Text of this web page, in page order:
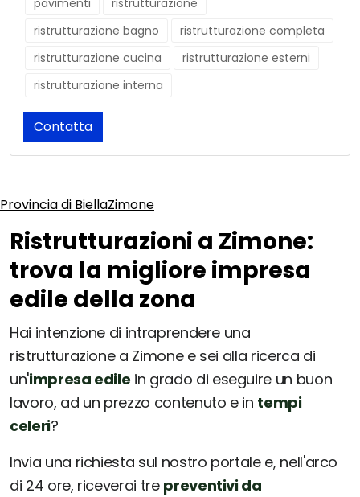
pavimenti
ristrutturazione
ristrutturazione bagno
ristrutturazione completa
ristrutturazione cucina
ristrutturazione esterni
ristrutturazione interna
Contatta
Provincia di BiellaZimone
Ristrutturazioni a Zimone:
trova la migliore impresa
edile della zona
Hai intenzione di intraprendere una
ristrutturazione a Zimone e sei alla ricerca di
un'impresa edile in grado di eseguire un buon
lavoro, ad un prezzo contenuto e in tempi
celeri?
Invia una richiesta sul nostro portale e, nell'arco
di 24 ore, riceverai tre preventivi da